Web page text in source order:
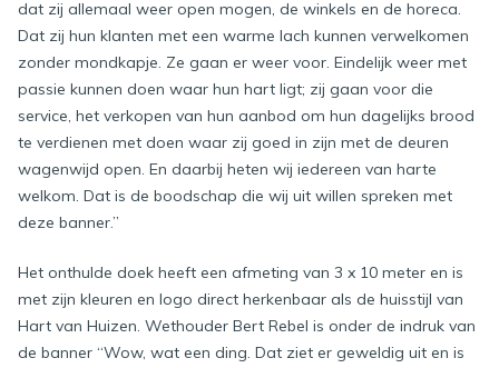
dat zij allemaal weer open mogen, de winkels en de horeca.
Dat zij hun klanten met een warme lach kunnen verwelkomen
zonder mondkapje. Ze gaan er weer voor. Eindelijk weer met
passie kunnen doen waar hun hart ligt; zij gaan voor die
service, het verkopen van hun aanbod om hun dagelijks brood
te verdienen met doen waar zij goed in zijn met de deuren
wagenwijd open. En daarbij heten wij iedereen van harte
welkom. Dat is de boodschap die wij uit willen spreken met
deze banner.”
Het onthulde doek heeft een afmeting van 3 x 10 meter en is
met zijn kleuren en logo direct herkenbaar als de huisstijl van
Hart van Huizen. Wethouder Bert Rebel is onder de indruk van
de banner “Wow, wat een ding. Dat ziet er geweldig uit en is